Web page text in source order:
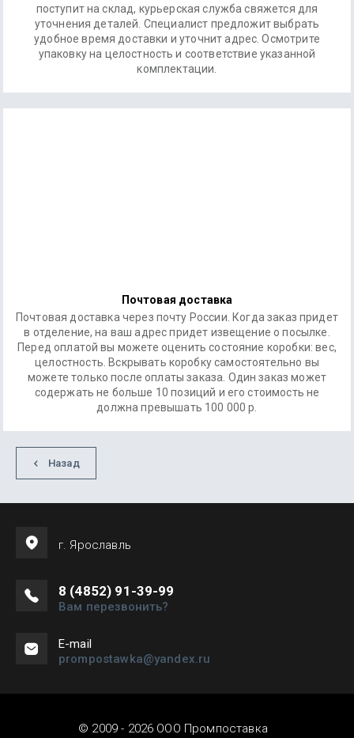
поступит на склад, курьерская служба свяжется для
уточнения деталей. Специалист предложит выбрать
удобное время доставки и уточнит адрес. Осмотрите
упаковку на целостность и соответствие указанной
комплектации.
Почтовая доставка
Почтовая доставка через почту России. Когда заказ придет
в отделение, на ваш адрес придет извещение о посылке.
Перед оплатой вы можете оценить состояние коробки: вес,
целостность. Вскрывать коробку самостоятельно вы
можете только после оплаты заказа. Один заказ может
содержать не больше 10 позиций и его стоимость не
должна превышать 100 000 р.
Назад
г. Ярославль
8 (4852) 91-39-99
Вам перезвонить?
Е-mail
prompostawka@yandex.ru
© 2009 - 2026 ООО Промпоставка